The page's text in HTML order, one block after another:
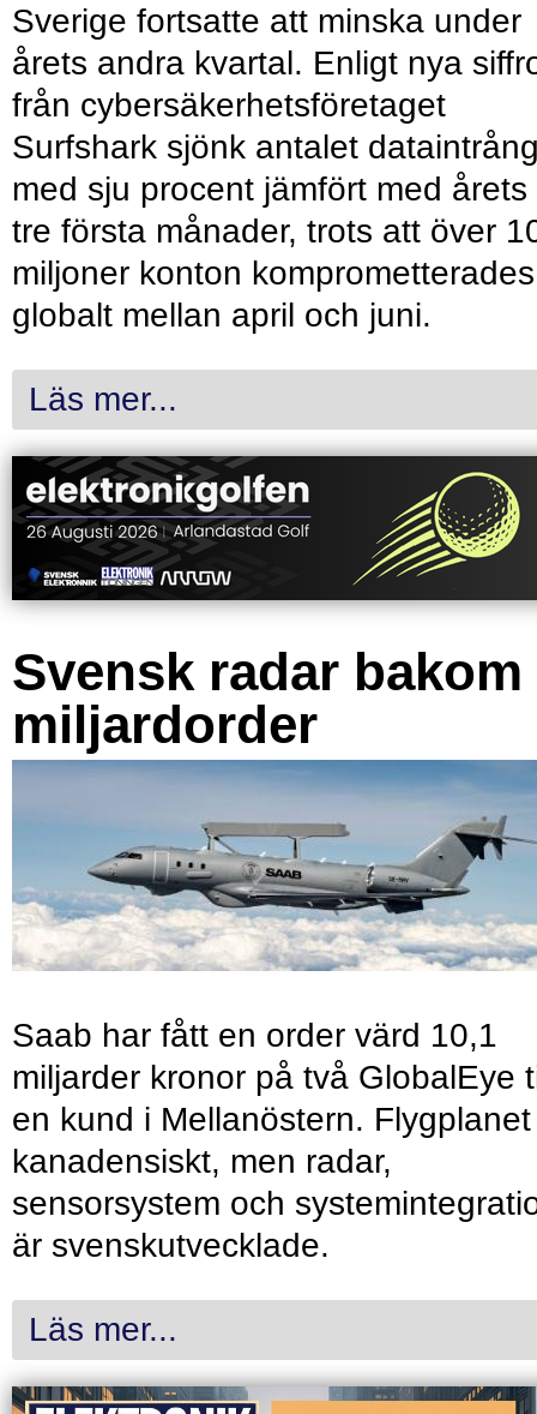
Sverige fortsatte att minska under
årets andra kvartal. Enligt nya
från cybersäkerhetsföretaget
Surfshark sjönk antalet
med sju procent jämfört med årets
tre första månader, trots att över
miljoner konton komprometterades
globalt mellan april och juni.
Läs mer...
Svensk radar bakom
miljardorder
Saab har fått en order värd 10,1
miljarder kronor på två GlobalEye
en kund i Mellanöstern.
kanadensiskt, men radar,
sensorsystem och
är svenskutvecklade.
Läs mer...